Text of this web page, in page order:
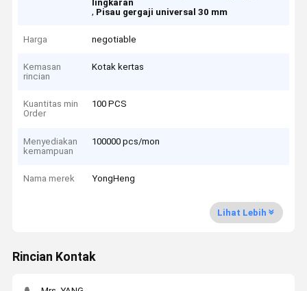
lingkaran
, Pisau gergaji universal 30 mm
Harga negotiable
Kemasan
rincian
Kotak kertas
Kuantitas min
Order
100 PCS
Menyediakan
kemampuan
100000 pcs/mon
Nama merek YongHeng
Lihat Lebih
Rincian Kontak